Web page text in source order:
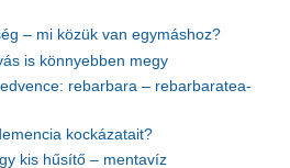
– mi közük van egymáshoz?
is könnyebben megy
rebarbara – rebarbaratea-
kockázatait?
kis hűsítő – mentavíz